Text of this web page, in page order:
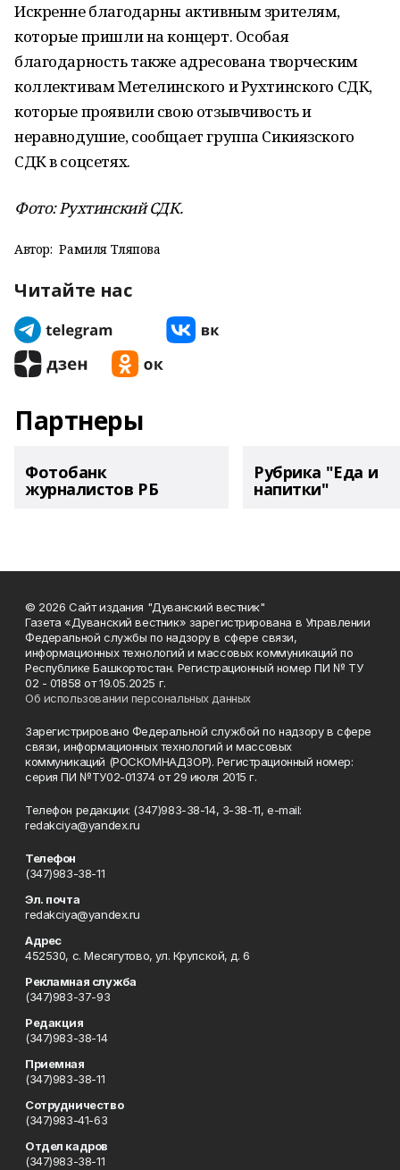
Искренне благодарны активным зрителям,
которые пришли на концерт. Особая
благодарность также адресована творческим
коллективам Метелинского и Рухтинского СДК,
которые проявили свою отзывчивость и
неравнодушие, сообщает группа Сикиязского
СДК в соцсетях.
Фото: Рухтинский СДК.
Автор: Рамиля Тляпова
Читайте нас
Партнеры
Фотобанк
журналистов РБ
Рубрика "Еда и
напитки"
© 2026 Сайт издания "Дуванский вестник"
Газета «Дуванский вестник» зарегистрирована в Управлении
Федеральной службы по надзору в сфере связи,
информационных технологий и массовых коммуникаций по
Республике Башкортостан. Регистрационный номер ПИ № ТУ
02 - 01858 от 19.05.2025 г.
Об использовании персональных данных
Зарегистрировано Федеральной службой по надзору в сфере
связи, информационных технологий и массовых
коммуникаций (РОСКОМНАДЗОР). Регистрационный номер:
серия ПИ №ТУ02-01374 от 29 июля 2015 г.
Телефон редакции: (347)983-38-14, 3-38-11, e-mail:
redakciya@yandex.ru
Телефон
(347)983-38-11
Эл. почта
redakciya@yandex.ru
Адрес
452530, с. Месягутово, ул. Крупской, д. 6
Рекламная служба
(347)983-37-93
Редакция
(347)983-38-14
Приемная
(347)983-38-11
Сотрудничество
(347)983-41-63
Отдел кадров
(347)983-38-11